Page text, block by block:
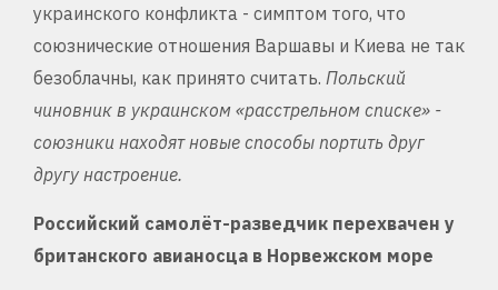
украинского конфликта - симптом того, что
союзнические отношения Варшавы и Киева не так
безоблачны, как принято считать. Польский
чиновник в украинском «расстрельном списке» -
союзники находят новые способы портить друг
другу настроение.
Российский самолёт-разведчик перехвачен у
британского авианосца в Норвежском море